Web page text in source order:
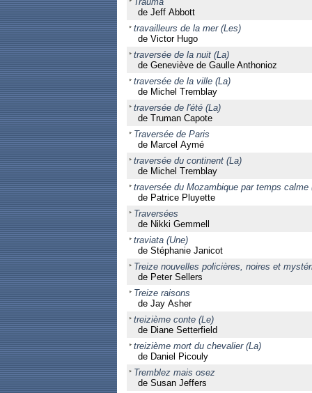
de Jeff Abbott
travailleurs de la mer (Les)
de Victor Hugo
traversée de la nuit (La)
de Geneviève de Gaulle Anthonioz
traversée de la ville (La)
de Michel Tremblay
traversée de l'été (La)
de Truman Capote
Traversée de Paris
de Marcel Aymé
traversée du continent (La)
de Michel Tremblay
traversée du Mozambique par temps calme
de Patrice Pluyette
Traversées
de Nikki Gemmell
traviata (Une)
de Stéphanie Janicot
Treize nouvelles policières, noires et
de Peter Sellers
Treize raisons
de Jay Asher
treizième conte (Le)
de Diane Setterfield
treizième mort du chevalier (La)
de Daniel Picouly
Tremblez mais osez
de Susan Jeffers